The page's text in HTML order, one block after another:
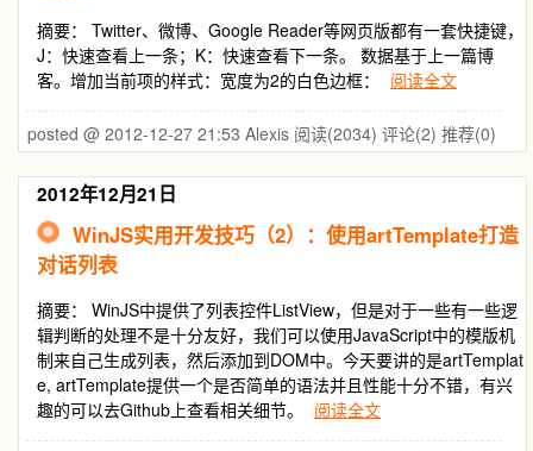
摘要： Twitter、微博、Google Reader等网页版都有一套快捷键，
J：快速查看上一条；K：快速查看下一条。 数据基于上一篇博
客。增加当前项的样式：宽度为2的白色边框：
阅读全文
posted @ 2012-12-27 21:53 Alexis 阅读(2034) 评论(2) 推荐(0)
2012年12月21日
WinJS实用开发技巧（2）：使用artTemplate打造
对话列表
摘要： WinJS中提供了列表控件ListView，但是对于一些有一些逻
辑判断的处理不是十分友好，我们可以使用JavaScript中的模版机
制来自己生成列表，然后添加到DOM中。今天要讲的是artTemplat
e, artTemplate提供一个是否简单的语法并且性能十分不错，有兴
趣的可以去Github上查看相关细节。
阅读全文